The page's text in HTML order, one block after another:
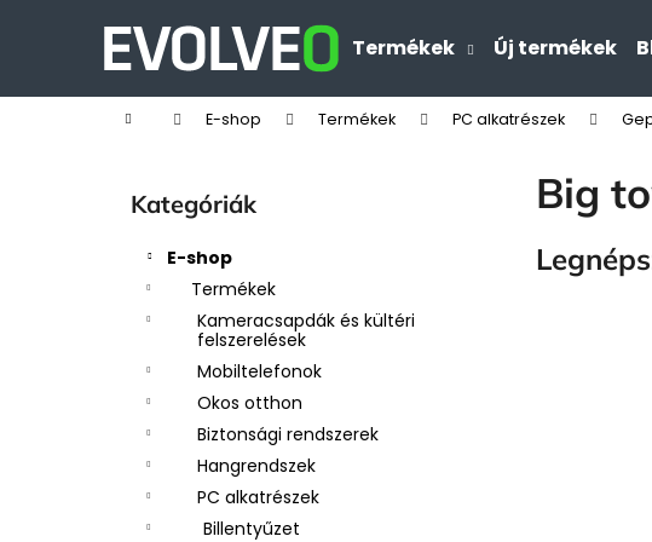
Termékek Új termékek
KezdőlapE-shop Termékek PC alkatrészek
Kategóriák
átugrása
Kategóriák
E-shop
Termékek
Kameracsapdák és kültéri
felszerelések
Mobiltelefonok
Okos otthon
Biztonsági rendszerek
Hangrendszek
PC alkatrészek
Billentyűzet
Big
á
Vissza
Vissza